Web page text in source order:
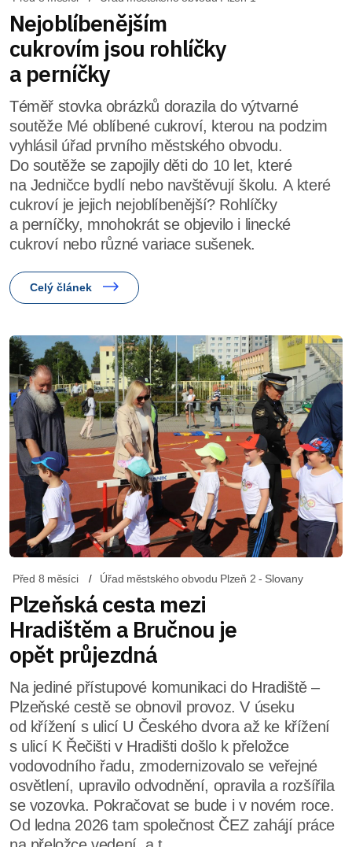
Nejoblíbenějším
cukrovím jsou rohlíčky
a perníčky
Téměř stovka obrázků dorazila do výtvarné
soutěže Mé oblíbené cukroví, kterou na podzim
vyhlásil úřad prvního městského obvodu.
Do soutěže se zapojily děti do 10 let, které
na Jedničce bydlí nebo navštěvují školu. A které
cukroví je jejich nejoblíbenější? Rohlíčky
a perníčky, mnohokrát se objevilo i linecké
cukroví nebo různé variace sušenek.
Celý článek
Před 8 měsíci Úřad městského obvodu Plzeň 2 - Slovany
Plzeňská cesta mezi
Hradištěm a Bručnou je
opět průjezdná
Na jediné přístupové komunikaci do Hradiště –
Plzeňské cestě se obnovil provoz. V úseku
od křížení s ulicí U Českého dvora až ke křížení
s ulicí K Řečišti v Hradišti došlo k přeložce
vodovodního řadu, zmodernizovalo se veřejné
osvětlení, upravilo odvodnění, opravila a rozšířila
se vozovka. Pokračovat se bude i v novém roce.
Od ledna 2026 tam společnost ČEZ zahájí práce